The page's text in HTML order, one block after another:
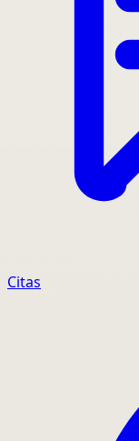
Citas